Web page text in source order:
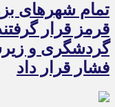
تمام شهرهای
قرمز قرار
گردشگری و
فشار قرار داد